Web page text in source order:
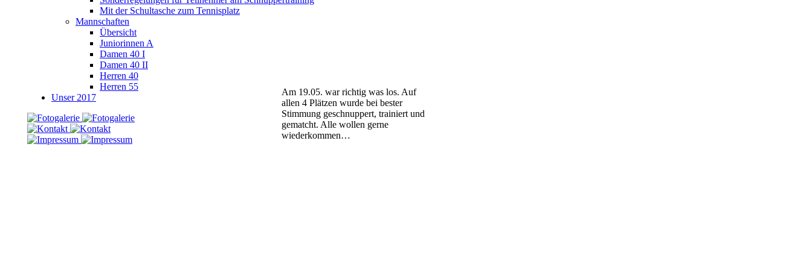
Am 19.05. war richtig was los. Auf
allen 4 Plätzen wurde bei bester
Stimmung geschnuppert, trainiert und
gematcht. Alle wollen gerne
wiederkommen…
Mit der Schultasche zum Tennisplatz
Mannschaften
Übersicht
Juniorinnen A
Damen 40 I
Damen 40 II
Herren 40
Herren 55
Unser 2017